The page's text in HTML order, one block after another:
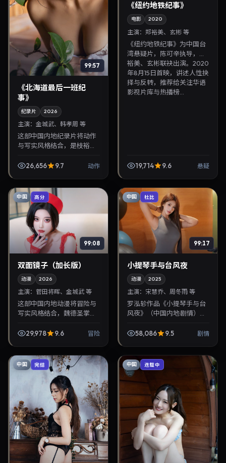
99:57
《北海道最后一班纪
事》
纪录片 2026
主演： 金城武、韩孝周 等
这部中国内地纪录片将动作
与写实风格结合，是枝裕和
主角。2026年4月22日与观
26,656 9.7 动作
《纽约地铁纪事》
电影 2020
主演：郑裕美、玄彬 等
《纽约地铁纪事》为中国台
湾悬疑片，陈可辛执导，郑
裕美、玄彬联袂出演。2020
年8月15日首映，讲述人性抉
择与反转，推荐给关注华语
影视片库与热播榜...
19,714 9.6 悬疑
中国 高分
99:08
双面镜子（加长版）
动漫 2026
主演： 菅田将晖、金城武 等
这部中国内地动漫将冒险与
写实风格结合，魏德圣掌
主角。2026年11月2日与观
29,978 9.6 冒险
中国 杜比
99:17
小提琴手与台风夜
动漫 2025
主演： 宋慧乔、周冬雨 等
罗泓轸作品《小提琴手与台
风夜》（中国内地·剧情）由
年3月13日正式上映。影片叙
58,086 9.5 剧情
中国 完结 中国 连载中